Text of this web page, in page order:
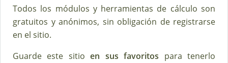
Todos los módulos y herramientas de cálculo son
gratuitos y anónimos, sin obligación de registrarse
en el sitio.
Guarde este sitioen sus favoritos para tenerlo